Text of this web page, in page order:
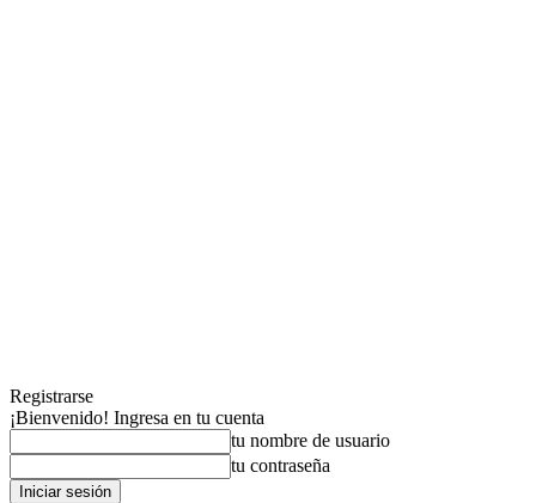
Registrarse
¡Bienvenido! Ingresa en tu cuenta
tu nombre de usuario
tu contraseña